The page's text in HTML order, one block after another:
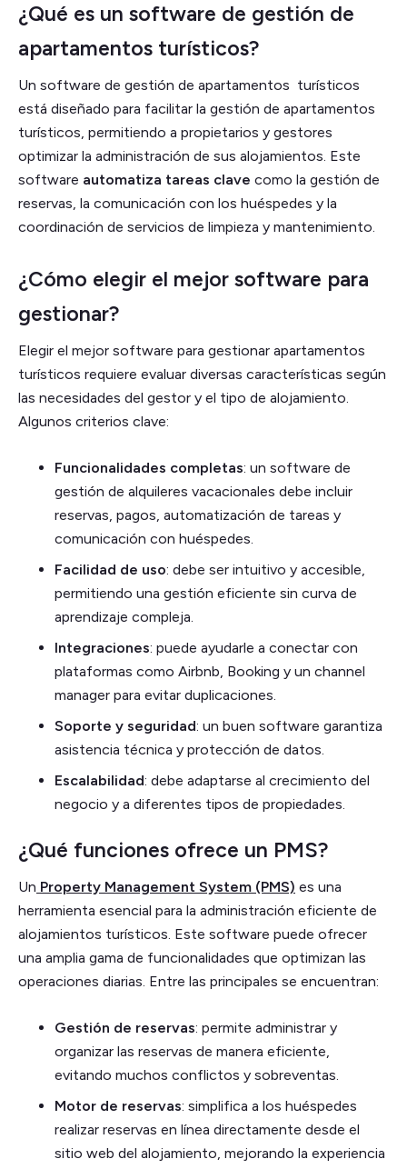
¿Qué es un software de gestión de
apartamentos turísticos?
Un software de gestión de apartamentos turísticos
está diseñado para facilitar la gestión de apartamentos
turísticos, permitiendo a propietarios y gestores
optimizar la administración de sus alojamientos. Este
software automatiza tareas clave como la gestión de
reservas, la comunicación con los huéspedes y la
coordinación de servicios de limpieza y mantenimiento.
¿Cómo elegir el mejor software para
gestionar?
Elegir el mejor software para gestionar apartamentos
turísticos requiere evaluar diversas características según
las necesidades del gestor y el tipo de alojamiento.
Algunos criterios clave:
Funcionalidades completas: un software de
gestión de alquileres vacacionales debe incluir
reservas, pagos, automatización de tareas y
comunicación con huéspedes.
Facilidad de uso: debe ser intuitivo y accesible,
permitiendo una gestión eficiente sin curva de
aprendizaje compleja.
Integraciones: puede ayudarle a conectar con
plataformas como Airbnb, Booking y un channel
manager para evitar duplicaciones.
Soporte y seguridad: un buen software garantiza
asistencia técnica y protección de datos.
Escalabilidad: debe adaptarse al crecimiento del
negocio y a diferentes tipos de propiedades.
¿Qué funciones ofrece un PMS?
Un Property Management System (PMS) es una
herramienta esencial para la administración eficiente de
alojamientos turísticos. Este software puede ofrecer
una amplia gama de funcionalidades que optimizan las
operaciones diarias. Entre las principales se encuentran:
Gestión de reservas: permite administrar y
organizar las reservas de manera eficiente,
evitando muchos conflictos y sobreventas.
Motor de reservas: simplifica a los huéspedes
realizar reservas en línea directamente desde el
sitio web del alojamiento, mejorando la experiencia